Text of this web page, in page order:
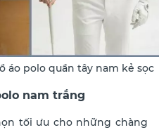
áo polo quần tây nam kẻ sọc
nam trắng
tối ưu cho những chàng